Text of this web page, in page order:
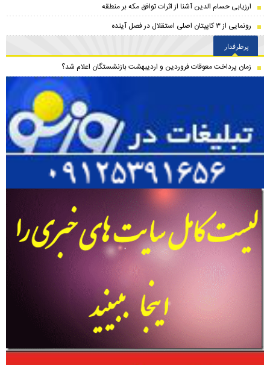
ارزیابی حسام الدین آشنا از اثرات توافق مکه بر منطقه
رونمایی از ۳ کاپیتان اصلی استقلال در فصل آینده
پرطرفدار
زمان پرداخت معوقات فروردین و اردیبهشت بازنشستگان اعلام شد؟